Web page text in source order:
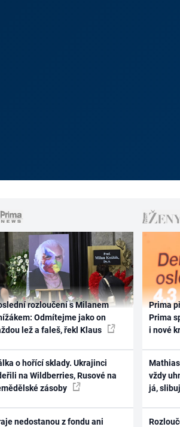
rozloučení s Milanem
Odmítejme jako on
lež a faleš, řekl Klaus
o hořící sklady. Ukrajinci
na Wildberries, Rusové na
zásoby
nedostanou z fondu ani
Prima
Prima
i nové
vždy
já,